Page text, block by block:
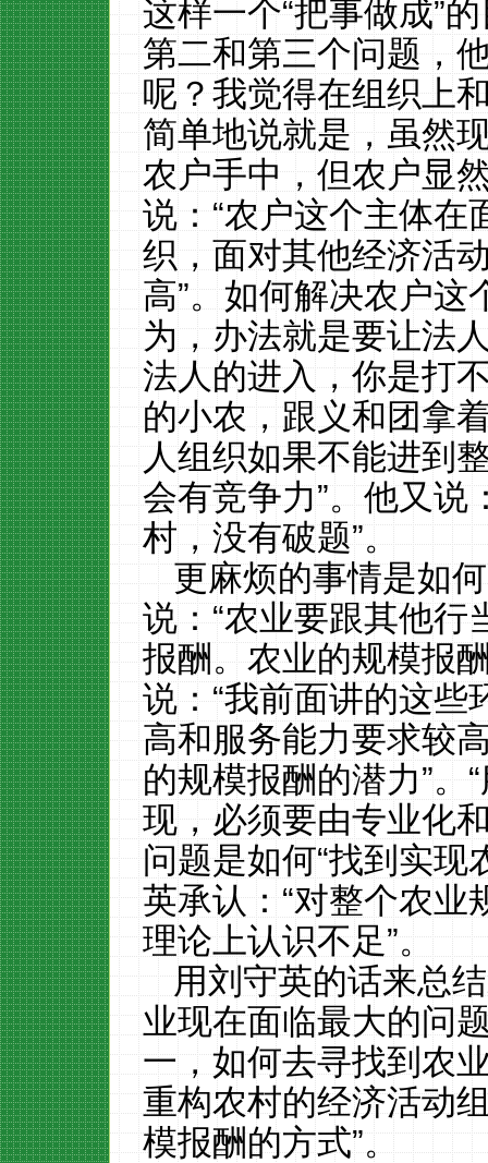
这样一个“把事做成”
第二和第三个问题，
呢？我觉得在组织上
简单地说就是，虽然
农户手中，但农户显
说：“农户这个主体在
织，面对其他经济活
高”。如何解决农户这
为，办法就是要让法
法人的进入，你是打
的小农，跟义和团拿
人组织如果不能进到
会有竞争力”。他又说
村，没有破题”。
更麻烦的事情是如
说：“农业要跟其他行
报酬。农业的规模报
说：“我前面讲的这些
高和服务能力要求较
的规模报酬的潜力”。
现，必须要由专业化
问题是如何“找到实现
英承认：“对整个农业
理论上认识不足”。
用刘守英的话来总
业现在面临最大的问
一，如何去寻找到农
重构农村的经济活动
模报酬的方式”。